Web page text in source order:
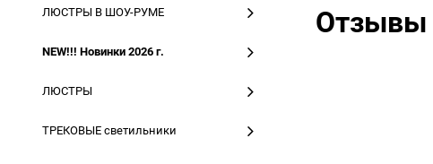
ЛЮСТРЫ В ШОУ-РУМЕ
NEW!!! Новинки 2026 г.
ЛЮСТРЫ
ТРЕКОВЫЕ светильники
Отзывы